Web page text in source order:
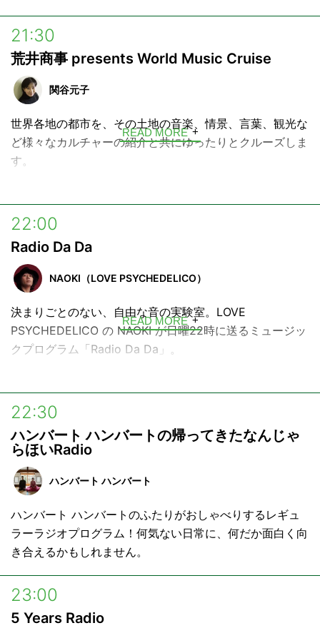
り、さては、通りの雰囲気づくりまでをしているか、お店
に秘められたカルチャーを紹介をするインタビューラジオ
番組です。
2025年4月より、「お店ラジオ2」としてリニューアルオ
ープン！
21:30
荒井商事 presents World Music Cruise
関谷元子
世界各地の都市を、その土地の音楽、情景、言葉、観光な
ど様々なカルチャーの紹介と共にゆったりとクルーズしま
す。
楽・土地との出会いをゆったりとお楽しみ下さい。
READ MORE
22:00
Radio Da Da
NAOKI（LOVE PSYCHEDELICO）
決まりごとのない、自由な音の実験室。LOVE
PSYCHEDELICO の NAOKI が日曜22時に送るミュージッ
クプログラム「Radio Da Da」。
代やジャンルを横断しながら、心動かす『音楽』を独自の
視点で読み解きます。
日曜の夜、ちょっとした音楽の冒険を。
READ MORE
22:30
ハンバート ハンバートの帰ってきたなんじゃ
らほいRadio
ハンバート ハンバート
ハンバート ハンバートのふたりがおしゃべりするレギュ
ラーラジオプログラム！何気ない日常に、何だか面白く向
き合えるかもしれません。
23:00
5 Years Radio